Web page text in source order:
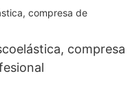
compresa